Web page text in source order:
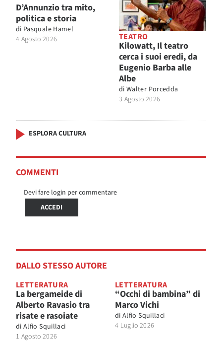
D’Annunzio tra mito,
politica e storia
di Pasquale Hamel
4 Agosto 2026
TEATRO
Kilowatt, Il teatro
cerca i suoi eredi, da
Eugenio Barba alle
Albe
di Walter Porcedda
3 Agosto 2026
ESPLORA CULTURA
COMMENTI
Devi fare login per commentare
ACCEDI
DALLO STESSO AUTORE
LETTERATURA
La bergameide di
Alberto Ravasio tra
risate e rasoiate
di Alfio Squillaci
1 Agosto 2026
LETTERATURA
“Occhi di bambina” di
Marco Vichi
di Alfio Squillaci
4 Luglio 2026